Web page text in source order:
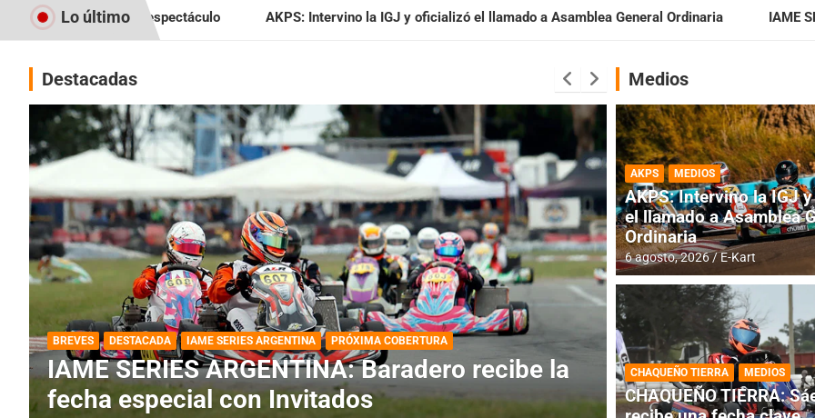
Karting en Argentina
Lo últimoAKPS: Intervino la IGJ y oficializó el llamado a Asamblea General Ordinaria IAME SERIES ARGENTINA:
Destacadas
DESTACADA IAME SERIES ARGENTINA
IAME SERIES ARGENTINA: Horarios para la
fecha con Invitados
DESTACADA INFORME CENTRAL
RMC BUENOS
histórica en
Medios
AKPS MEDIOS
AKPS: Intervino la IGJ
el llamado a Asamblea
Ordinaria
6 agosto, 2026 E-Kart
CHAQUEÑO TIERRA MEDIOS
CHAQUEÑO TIERRA: